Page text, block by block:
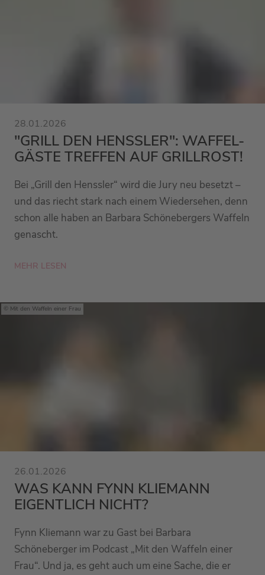
28.01.2026
"GRILL DEN HENSSLER": WAFFEL-
GÄSTE TREFFEN AUF GRILLROST!
Bei „Grill den Henssler“ wird die Jury neu besetzt –
und das riecht stark nach einem Wiedersehen, denn
schon alle haben an Barbara Schönebergers Waffeln
genascht.
MEHR LESEN
Mit den Waffeln einer Frau
26.01.2026
WAS KANN FYNN KLIEMANN
EIGENTLICH NICHT?
Fynn Kliemann war zu Gast bei Barbara
Schöneberger im Podcast „Mit den Waffeln einer
Frau“. Und ja, es geht auch um eine Sache, die er